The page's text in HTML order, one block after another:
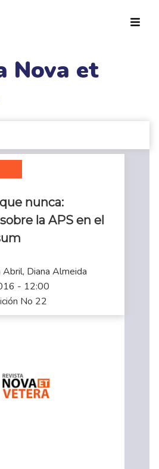
Nova et
nunca:
la APS en el
Abril, Diana Almeida
- 12:00
No 22